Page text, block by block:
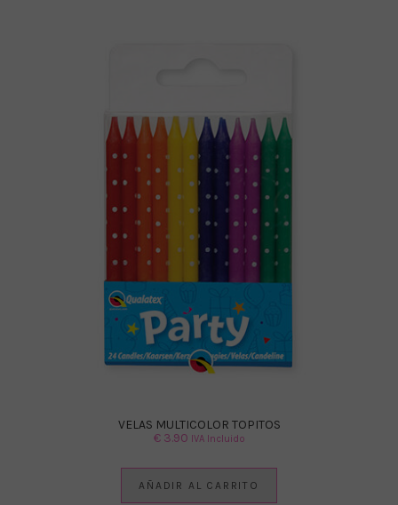
VELAS MULTICOLOR TOPITOS
€3.90 IVA Incluido
AÑADIR AL CARRITO